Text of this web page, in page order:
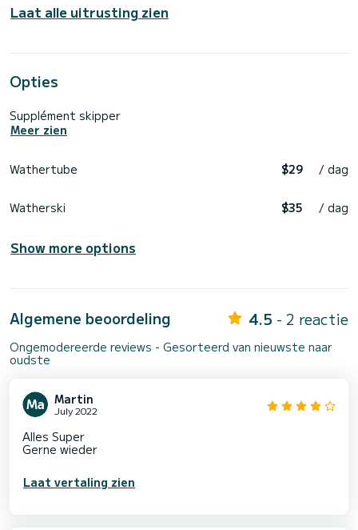
Laat alle uitrusting zien
Opties
Supplément skipper
Meer zien
Wathertube $29 / dag
Watherski $35 / dag
Show more options
Algemene beoordeling 4.5 - 2 reactie
Ongemodereerde reviews - Gesorteerd van nieuwste naar
oudste
Martin
July 2022
Alles Super
Gerne wieder
Laat vertaling zien